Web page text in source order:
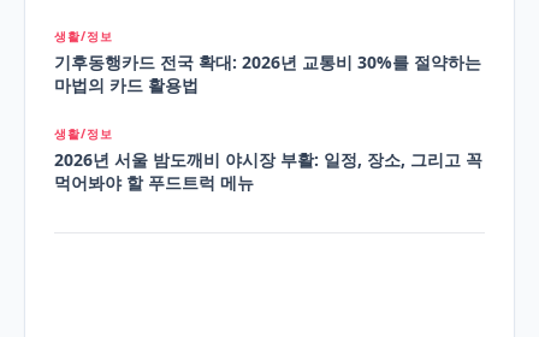
생활/정보
기후동행카드 전국 확대: 2026년 교통비 30%를 절약하는
마법의 카드 활용법
생활/정보
2026년 서울 밤도깨비 야시장 부활: 일정, 장소, 그리고 꼭
먹어봐야 할 푸드트럭 메뉴